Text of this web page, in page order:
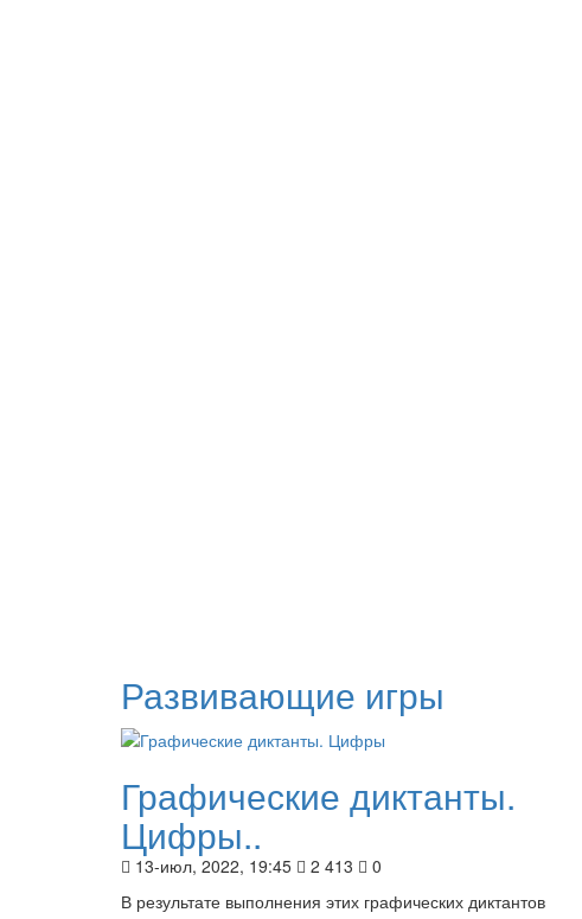
Развивающие игры
Графические диктанты.
Цифры..
13-июл, 2022, 19:45 2 413
0
В результате выполнения этих графических диктантов